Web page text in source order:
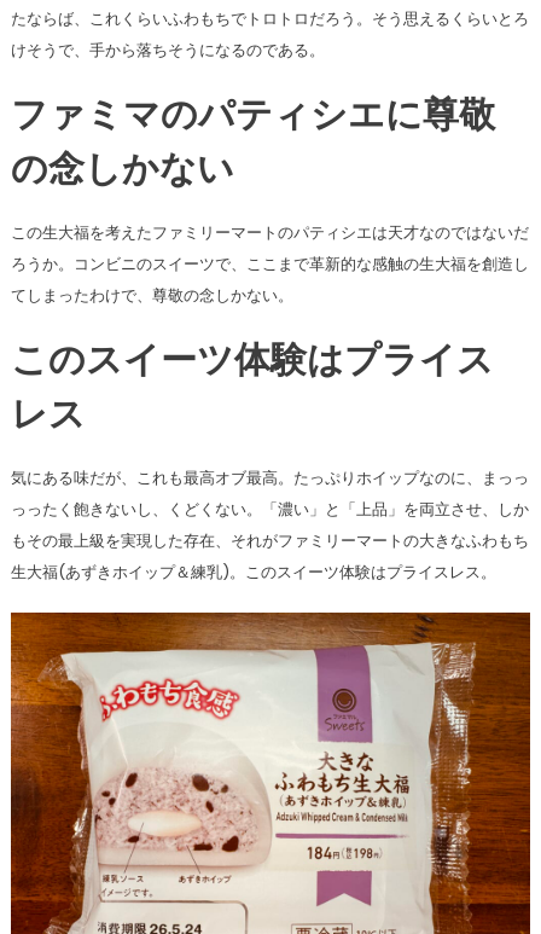
たならば、これくらいふわもちでトロトロだろう。そう思えるくらいとろ
けそうで、手から落ちそうになるのである。
ファミマのパティシエに尊敬
の念しかない
この生大福を考えたファミリーマートのパティシエは天才なのではないだ
ろうか。コンビニのスイーツで、ここまで革新的な感触の生大福を創造し
てしまったわけで、尊敬の念しかない。
このスイーツ体験はプライス
レス
気にある味だが、これも最高オブ最高。たっぷりホイップなのに、まっっ
っったく飽きないし、くどくない。「濃い」と「上品」を両立させ、しか
もその最上級を実現した存在、それがファミリーマートの大きなふわもち
生大福(あずきホイップ＆練乳)。このスイーツ体験はプライスレス。